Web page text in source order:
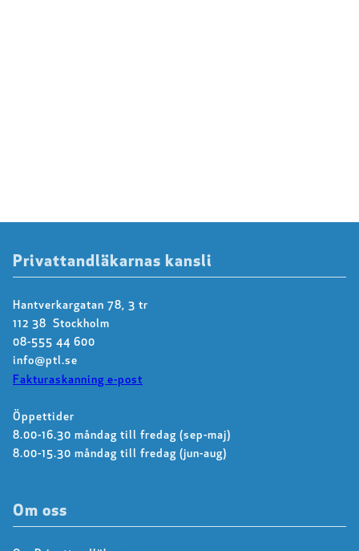
Privattandläkarnas kansli
Hantverkargatan 78, 3 tr
112 38 Stockholm
08-555 44 600
info@ptl.se
Fakturaskanning e-post
Öppettider
8.00-16.30 måndag till fredag (sep-maj)
8.00-15.30 måndag till fredag (jun-aug)
Om oss